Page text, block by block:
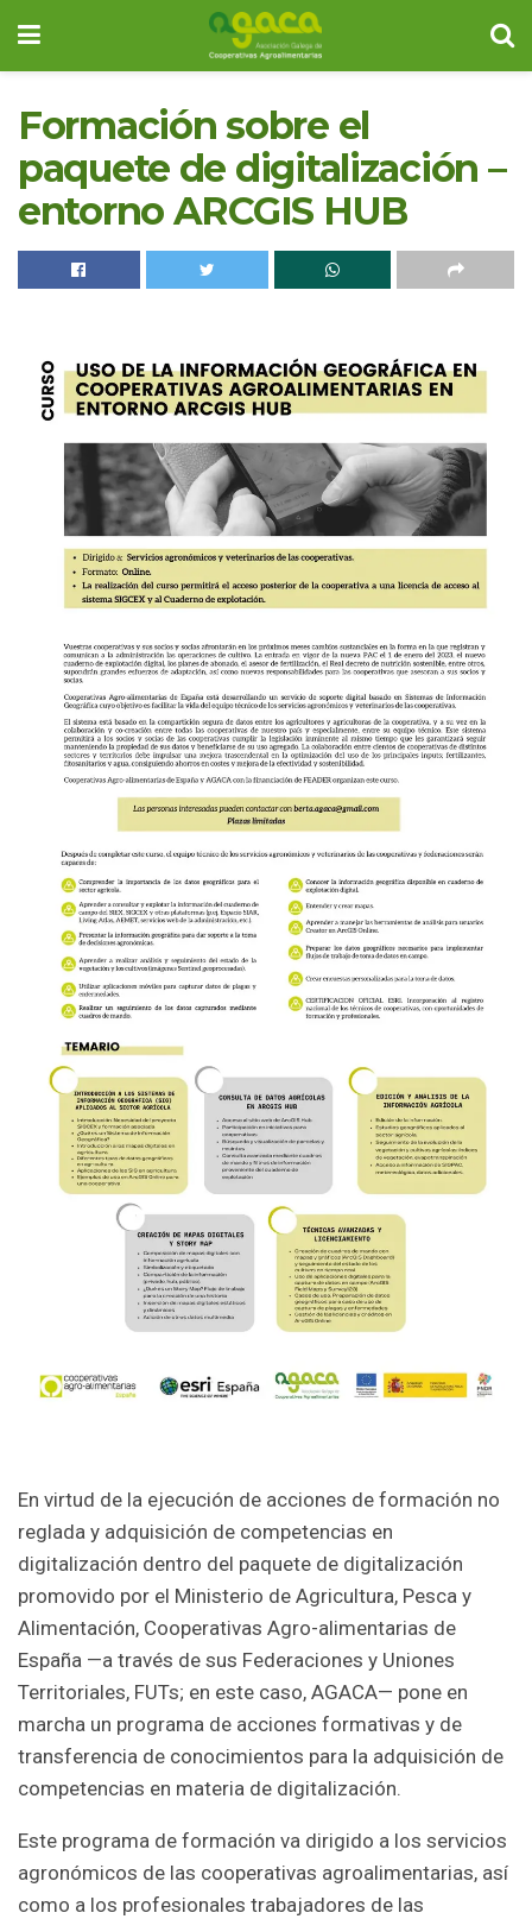
Formación sobre el
paquete de digitalización –
entorno ARCGIS HUB
En virtud de la ejecución de acciones de formación no
reglada y adquisición de competencias en
digitalización dentro del paquete de digitalización
promovido por el Ministerio de Agricultura, Pesca y
Alimentación, Cooperativas Agro-alimentarias de
España —a través de sus Federaciones y Uniones
Territoriales, FUTs; en este caso, AGACA— pone en
marcha un programa de acciones formativas y de
transferencia de conocimientos para la adquisición de
competencias en materia de digitalización.
Este programa de formación va dirigido a los servicios
agronómicos de las cooperativas agroalimentarias, así
como a los profesionales trabajadores de las